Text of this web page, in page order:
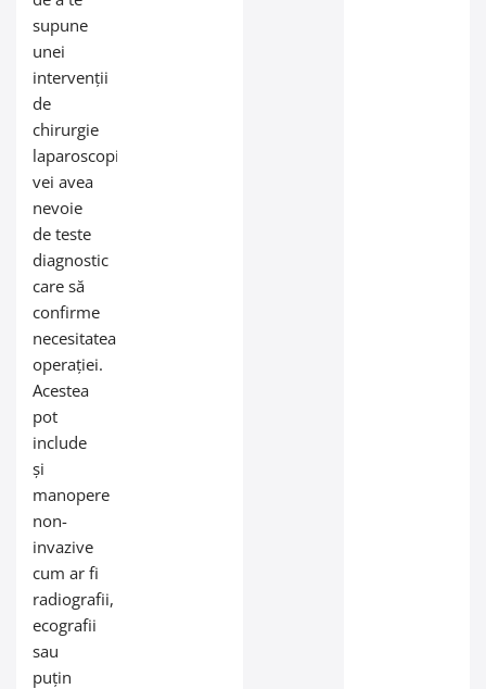
supune
unei
intervenții
de
chirurgie
laparoscopică,
vei avea
nevoie
de teste
diagnostic
care să
confirme
necesitatea
operației.
Acestea
pot
include
și
manopere
non-
invazive
cum ar fi
radiografii,
ecografii
sau
puțin